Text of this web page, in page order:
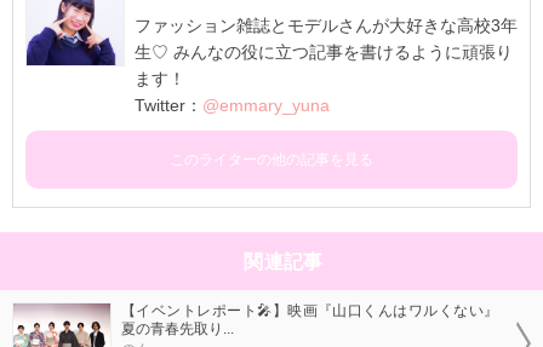
ファッション雑誌とモデルさんが大好きな高校3年
生♡ みんなの役に立つ記事を書けるように頑張り
ます！
Twitter： @emmary_yuna
このライターの他の記事を見る
関連記事
【イベントレポート🎤】映画『山口くんはワルくない』
夏の青春先取り...